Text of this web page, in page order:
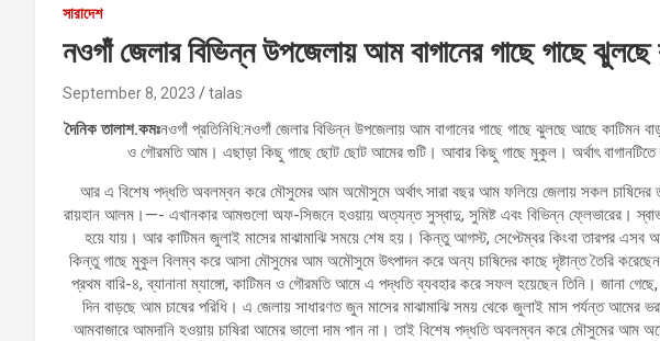
সারাদেশ
নওগাঁ জেলার বিভিন্ন উপজেলায় আম বাগানের গাছে গাছে ঝুলছে
September 8, 2023 talas
দৈনিক তালাশ.কমঃনওগাঁ প্রতিনিধি:নওগাঁ জেলার বিভিন্ন উপজেলায় আম বাগানের গাছে গাছে ঝুলছে আছে কাটিমন বাড়
ও গৌরমতি আম। এছাড়া কিছু গাছে ছোট ছোট আমের গুটি। আবার কিছু গাছে মুকুল। অর্থাৎ
আর এ বিশেষ পদ্ধতি অবলম্বন করে মৌসুমের আম অমৌসুমে অর্থাৎ সারা বছর আম ফলিয়ে জেলায় সকল চাষিদের
রায়হান আলম।—- এখানকার আমগুলো অফ-সিজনে হওয়ায় অত্যন্ত সুস্বাদু, সুমিষ্ট এবং বিভিন্ন ফ্লেভারের।
হয়ে যায়। আর কাটিমন জুলাই মাসের মাঝামাঝি সময়ে শেষ হয়। কিন্তু আগস্ট, সেপ্টেম্বর কিংবা তারপর এসব
কিন্তু গাছে মুকুল বিলম্ব করে আসা মৌসুমের আম অমৌসুমে উৎপাদন করে অন্য চাষিদের কাছে দৃষ্টান্ত তৈরি
প্রথম বারি-৪, ব্যানানা ম্যাঙ্গো, কাটিমন ও গৌরমতি আমে এ পদ্ধতি ব্যবহার করে সফল হয়েছেন তিনি। জানা
দিন বাড়ছে আম চাষের পরিধি। এ জেলায় সাধারণত জুন মাসের মাঝামাঝি সময় থেকে জুলাই মাস পর্যন্ত আমের
আমবাজারে আমদানি হওয়ায় চাষিরা আমের ভালো দাম পান না। তাই বিশেষ পদ্ধতি অবলম্বন করে মৌসুমের আম